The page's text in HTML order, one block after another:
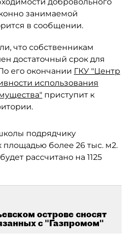
занимаемой
в сообщении.
что собственникам
достаточный срок для
его окончании ГКУ "Центр
использования
приступит к
подрядчику
площадью более 26 тыс. м2.
рассчитано на 1125
острове сносят
с "Газпромом"